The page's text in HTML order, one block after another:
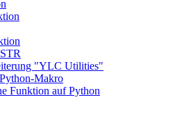
"YLC Utilities"
Makro
Funktion auf Python